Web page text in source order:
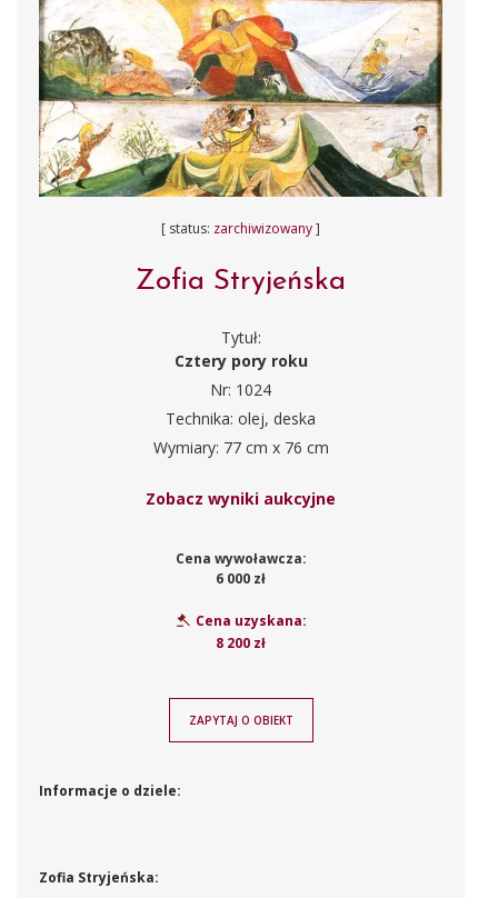
[ status: zarchiwizowany]
Zofia Stryjeńska
Tytuł:
Cztery pory roku
Nr: 1024
Technika: olej, deska
Wymiary: 77 cm x 76 cm
Zobacz wyniki aukcyjne
Cena wywoławcza:
6 000 zł
Cena uzyskana:
8 200 zł
ZAPYTAJ O OBIEKT
Informacje o dziele:
Zofia Stryjeńska: